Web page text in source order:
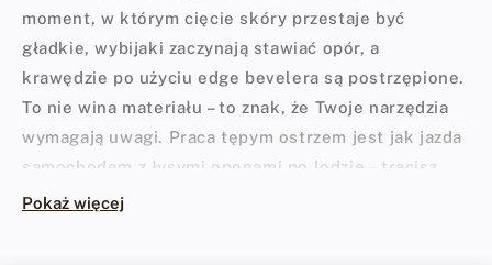
moment, w którym cięcie skóry przestaje być
gładkie, wybijaki zaczynają stawiać opór, a
krawędzie po użyciu edge bevelera są postrzępione.
To nie wina materiału – to znak, że Twoje narzędzia
wymagają uwagi. Praca tępym ostrzem jest jak jazda
samochodem z łysymi oponami po lodzie – tracisz
kontrolę nad ruchem, używasz niepotrzebnie dużej
Pokaż więcej